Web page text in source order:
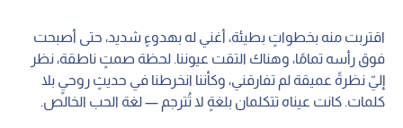
اقتربت منه بخطواتٍ بطيئة، أغني له بهدوءٍ شديد، حتى أصبحت
فوق رأسه تمامًا، وهناك التقت عيوننا. لحظة صمتٍ ناطقة، نظر
إليّ نظرةً عميقة لم تفارقني، وكأننا انخرطنا في حديثٍ روحيٍ بلا
كلمات. كانت عيناه تتكلمان بلغةٍ لا تُترجم — لغة الحب الخالص.